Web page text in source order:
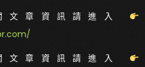
文章資訊請進入
文章資訊請進入